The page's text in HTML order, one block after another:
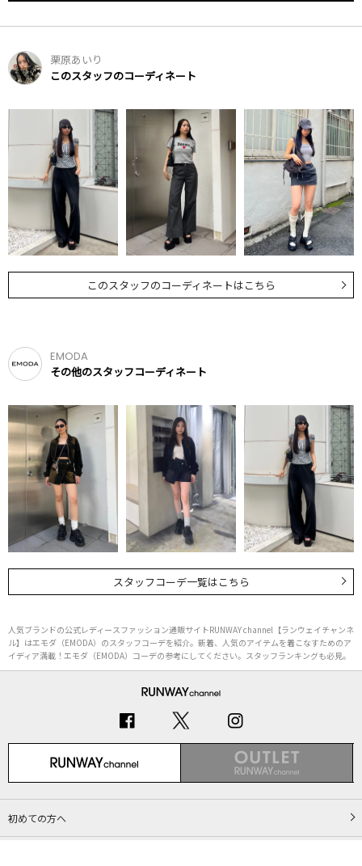
栗原あいり
このスタッフのコーディネート
このスタッフのコーディネートはこちら
EMODA
その他のスタッフコーディネート
スタッフコーデ一覧はこちら
人気ブランドの公式レディースファッション通販サイトRUNWAY channel【ランウェイチャンネ
ル】はエモダ（EMODA）のスタッフコーデを紹介。新着、人気のアイテムを着こなすためのア
イディア満載！エモダ（EMODA）コーデの参考にしてください。スタッフランキングも必見。
初めての方へ